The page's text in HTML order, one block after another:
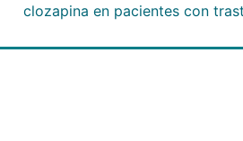
clozapina en pacientes con